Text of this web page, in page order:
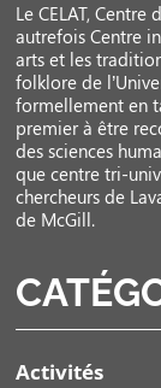
Le CELAT,
autrefois Centre
arts et les
folklore de
formellement en
premier à être
des sciences
que centre tri-
chercheurs de
de McGill.
Activités